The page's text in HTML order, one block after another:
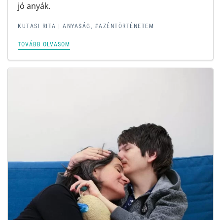
jó anyák.
KUTASI RITA | ANYASÁG, #AZÉNTÖRTÉNETEM
TOVÁBB OLVASOM